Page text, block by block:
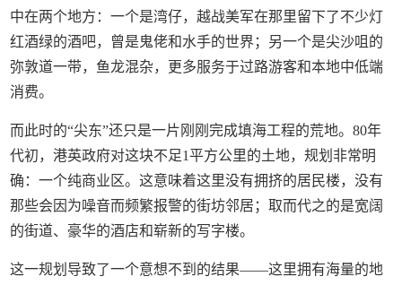
中在两个地方：一个是湾仔，越战美军在那里留下了不少灯
红酒绿的酒吧，曾是鬼佬和水手的世界；另一个是尖沙咀的
弥敦道一带，鱼龙混杂，更多服务于过路游客和本地中低端
消费。
而此时的“尖东”还只是一片刚刚完成填海工程的荒地。80年
代初，港英政府对这块不足1平方公里的土地，规划非常明
确：一个纯商业区。这意味着这里没有拥挤的居民楼，没有
那些会因为噪音而频繁报警的街坊邻居；取而代之的是宽阔
的街道、豪华的酒店和崭新的写字楼。
这一规划导致了一个意想不到的结果——这里拥有海量的地